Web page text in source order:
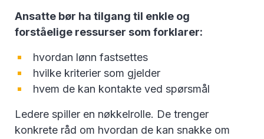
Ansatte bør ha tilgang til enkle og
forståelige ressurser som forklarer:
hvordan lønn fastsettes
hvilke kriterier som gjelder
hvem de kan kontakte ved spørsmål
Ledere spiller en nøkkelrolle. De trenger
konkrete råd om hvordan de kan snakke om